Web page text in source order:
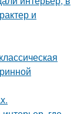
и